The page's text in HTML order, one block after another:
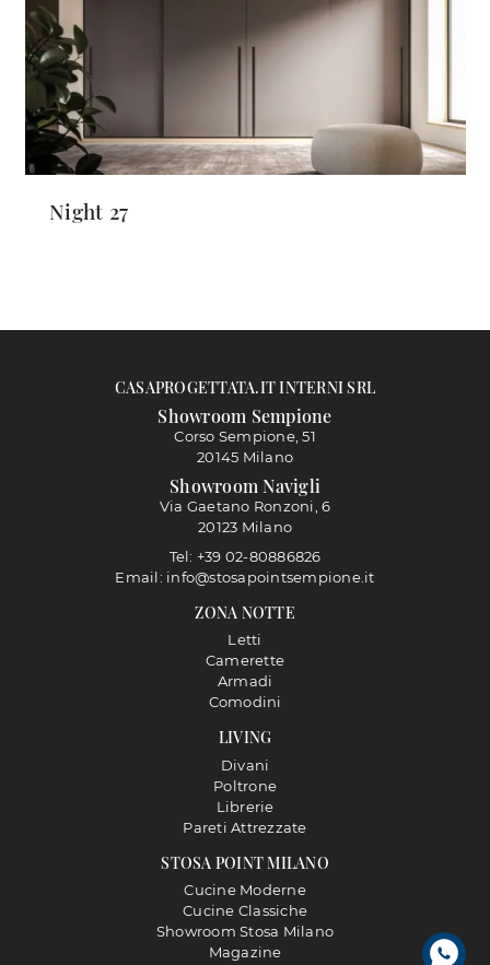
Night 27
STOSA POINT MILANO
Cucine Moderne
Cucine Classiche
Showroom Stosa Milano
Magazine
LIVING
Divani
Poltrone
Librerie
Pareti Attrezzate
ZONA NOTTE
Letti
Camerette
Armadi
Comodini
CASAPROGETTATA.IT INTERNI SRL
Showroom Sempione
Corso Sempione, 51
20145 Milano
Showroom Navigli
Via Gaetano Ronzoni, 6
20123 Milano
Tel: +39 02-80886826
Email: info@stosapointsempione.it